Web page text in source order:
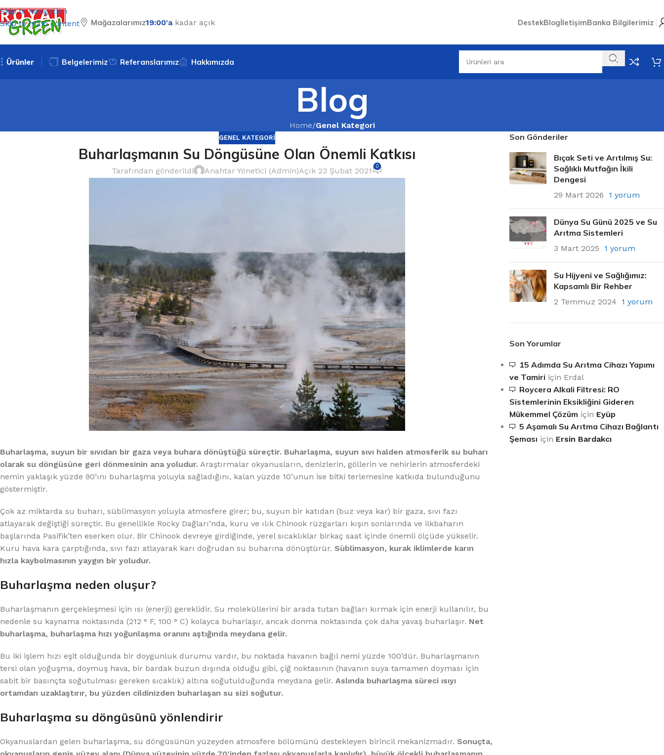
Skip to navigation
Skip to main content
Mağazalarımız19:00'a kadar açık DestekBlogİletişimBanka Bilgilerimiz
Ürünler
Lux Plus Serisi
%10 INDIRIM
Softlime Serisi
%10 INDIRIM %10 INDIRIM
Belgelerimiz Referanslarımız Hakkımızda
Blog
Home/Genel Kategori
GENEL KATEGORI
Buharlaşmanın Su Döngüsüne Olan Önemli Katkısı
Tarafından gönderildi Anahtar Yönetici (Admin)Açık 23 Şubat 2021 0
Buharlaşma, suyun bir sıvıdan bir gaza veya buhara dönüştüğü süreçtir. Buharlaşma, suyun sıvı halden atmosferik su buharı
olarak su döngüsüne geri dönmesinin ana yoludur. Araştırmalar okyanusların, denizlerin, göllerin ve nehirlerin atmosferdeki
nemin yaklaşık yüzde 90’ını buharlaşma yoluyla sağladığını, kalan yüzde 10’unun ise bitki terlemesine katkıda bulunduğunu
göstermiştir.
Çok az miktarda su buharı, süblimasyon yoluyla atmosfere girer; bu, suyun bir katıdan (buz veya kar) bir gaza, sıvı fazı
atlayarak değiştiği süreçtir. Bu genellikle Rocky Dağları’nda, kuru ve ılık Chinook rüzgarları kışın sonlarında ve ilkbaharın
başlarında Pasifik’ten eserken olur. Bir Chinook devreye girdiğinde, yerel sıcaklıklar birkaç saat içinde önemli ölçüde yükselir.
Kuru hava kara çarptığında, sıvı fazı atlayarak karı doğrudan su buharına dönüştürür. Süblimasyon, kurak iklimlerde karın
hızla kaybolmasının yaygın bir yoludur.
Buharlaşma neden oluşur?
Buharlaşmanın gerçekleşmesi için ısı (enerji) gereklidir. Su moleküllerini bir arada tutan bağları kırmak için enerji kullanılır, bu
nedenle su kaynama noktasında (212 ° F, 100 ° C) kolayca buharlaşır, ancak donma noktasında çok daha yavaş buharlaşır. Net
buharlaşma, buharlaşma hızı yoğunlaşma oranını aştığında meydana gelir.
Bu iki işlem hızı eşit olduğunda bir doygunluk durumu vardır, bu noktada havanın bağıl nemi yüzde 100’dür. Buharlaşmanın
tersi olan yoğuşma, doymuş hava, bir bardak buzun dışında olduğu gibi, çiğ noktasının (havanın suya tamamen doyması için
sabit bir basınçta soğutulması gereken sıcaklık) altına soğutulduğunda meydana gelir. Aslında buharlaşma süreci ısıyı
ortamdan uzaklaştırır, bu yüzden cildinizden buharlaşan su sizi soğutur.
Buharlaşma su döngüsünü yönlendirir
Okyanuslardan gelen buharlaşma, su döngüsünün yüzeyden atmosfere bölümünü destekleyen birincil mekanizmadır. Sonuçta,
Son Gönderiler
Bıçak Seti ve Arıtılmış Su:
Sağlıklı Mutfağın İkili
Dengesi
29 Mart 2026 1 yorum
Dünya Su Günü 2025 ve Su
Arıtma Sistemleri
3 Mart 2025 1 yorum
Su Hijyeni ve Sağlığımız:
Kapsamlı Bir Rehber
2 Temmuz 2024 1 yorum
Son Yorumlar
15 Adımda Su Arıtma Cihazı Yapımı
ve Tamiri için Erdal
Roycera Alkali Filtresi: RO
Sistemlerinin Eksikliğini Gideren
Mükemmel Çözüm için Eyüp
5 Aşamalı Su Arıtma Cihazı Bağlantı
Şeması için Ersin Bardakcı